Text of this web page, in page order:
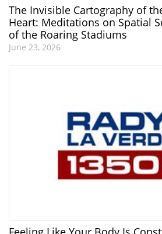
The Invisible Cartography of
Heart: Meditations on Spatial
of the Roaring Stadiums
June 23, 2026